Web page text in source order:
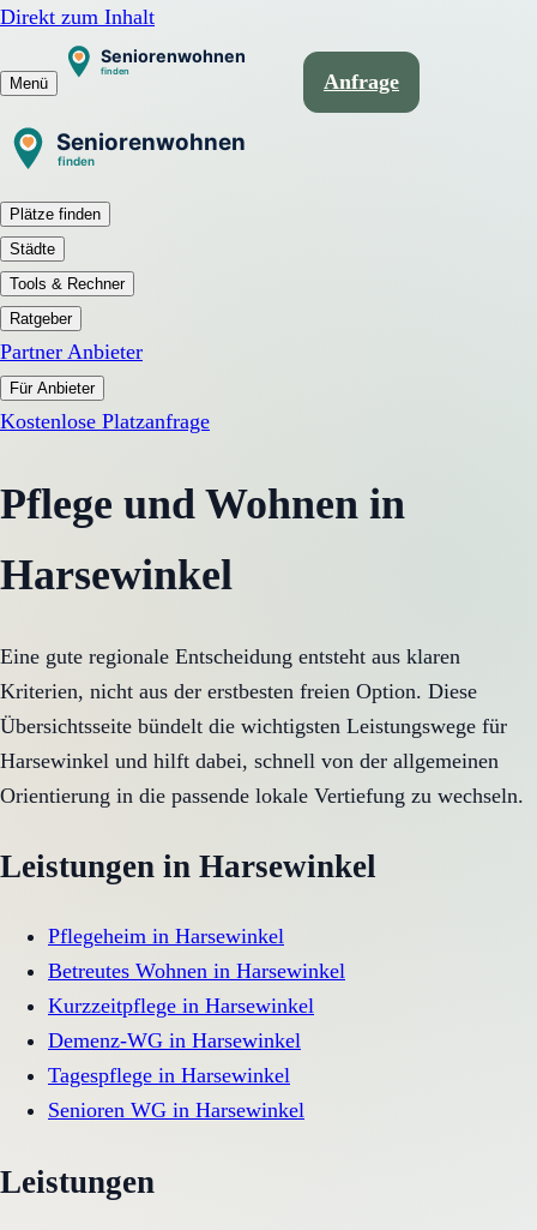
Direkt zum Inhalt
Menü Anfrage
Plätze finden
Städte
Tools & Rechner
Ratgeber
Partner Anbieter
Für Anbieter
Kostenlose Platzanfrage
Pflege und Wohnen in
Harsewinkel
Eine gute regionale Entscheidung entsteht aus klaren
Kriterien, nicht aus der erstbesten freien Option. Diese
Übersichtsseite bündelt die wichtigsten Leistungswege für
Harsewinkel und hilft dabei, schnell von der allgemeinen
Orientierung in die passende lokale Vertiefung zu wechseln.
Leistungen in Harsewinkel
Pflegeheim in Harsewinkel
Betreutes Wohnen in Harsewinkel
Kurzzeitpflege in Harsewinkel
Demenz-WG in Harsewinkel
Tagespflege in Harsewinkel
Senioren WG in Harsewinkel
Leistungen